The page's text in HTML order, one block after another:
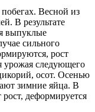
Весной из
В результате
выпуклые
сильного
рост
урожая следующего
осот. Осенью
зимние яйца. В
деформируется